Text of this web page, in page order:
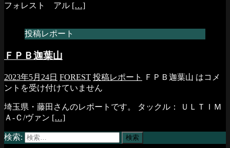
フォレスト アル […]
投稿レポート
ＦＰＢ迦葉山
2023年5月24日 FOREST 投稿レポート ＦＰＢ迦葉山 はコメ
ントを受け付けていません
埼玉県・藤田さんのレポートです。 タックル： ＵＬＴＩＭ
Ａ-Ｃ/ヴァン […]
検索: